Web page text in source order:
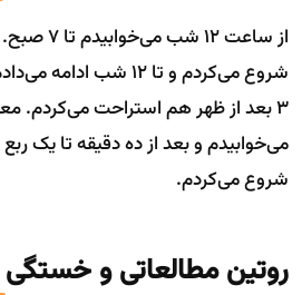
می‌خوابیدم و بعد از ده دقیقه تا یک
شروع می‌کردم.
روتین مطالعاتی و خستگی